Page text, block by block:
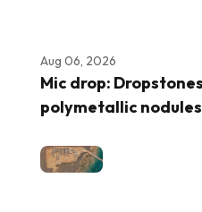
Aug 06, 2026
Mic drop:
polymetallic nodules